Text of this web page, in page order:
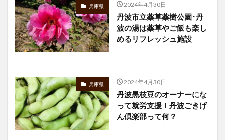
兵庫県 2024年4月30日
丹波市立薬草薬樹公園･丹
波の湯は薬草やご飯も楽し
めるリフレッシュ施設
兵庫県 2024年4月30日
丹波黒枝豆のオーナーにな
って就労支援！丹波ごきげ
ん倶楽部って何？